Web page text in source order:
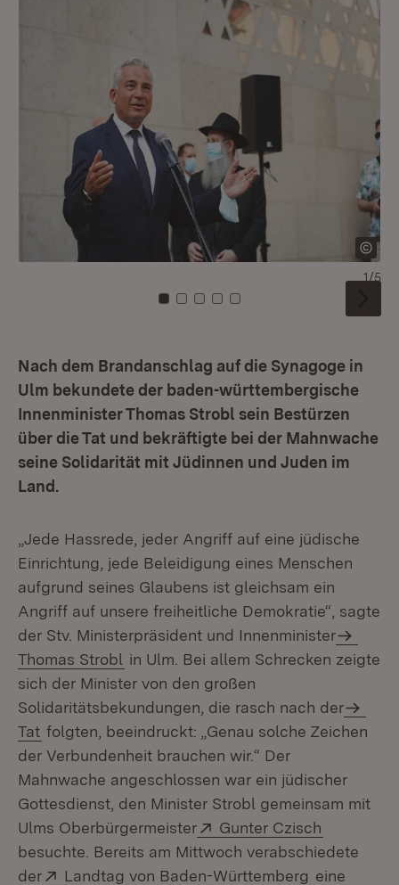
Zu Kachel: 0
Zu Kachel: 1
Zu Kachel: 2
Zu Kachel: 3
Zu Kachel: 4
1/5
Nach dem Brandanschlag auf die Synagoge in
Ulm bekundete der baden-württembergische
Innenminister Thomas Strobl sein Bestürzen
über die Tat und bekräftigte bei der Mahnwache
seine Solidarität mit Jüdinnen und Juden im
Land.
„Jede Hassrede, jeder Angriff auf eine jüdische
Einrichtung, jede Beleidigung eines Menschen
aufgrund seines Glaubens ist gleichsam ein
Angriff auf unsere freiheitliche Demokratie“, sagte
der Stv. Ministerpräsident und Innenminister
Thomas Strobl in Ulm. Bei allem Schrecken zeigte
sich der Minister von den großen
Solidaritätsbekundungen, die rasch nach der
Tat folgten, beeindruckt: „Genau solche Zeichen
der Verbundenheit brauchen wir.“ Der
Mahnwache angeschlossen war ein jüdischer
Gottesdienst, den Minister Strobl gemeinsam mit
Ulms Oberbürgermeister
Extern:
Gunter Czisch
besuchte. Bereits am Mittwoch verabschiedete
der
Extern:
Landtag von Baden-Württemberg (Öffnet in
eine